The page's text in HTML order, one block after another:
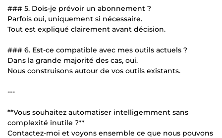
### 5. Dois-je prévoir un abonnement ?
Parfois oui, uniquement si nécessaire.
Tout est expliqué clairement avant décision.
### 6. Est-ce compatible avec mes outils actuels ?
Dans la grande majorité des cas, oui.
Nous construisons autour de vos outils existants.
---
**Vous souhaitez automatiser intelligemment sans
complexité inutile ?**
Contactez-moi et voyons ensemble ce que nous pouvons